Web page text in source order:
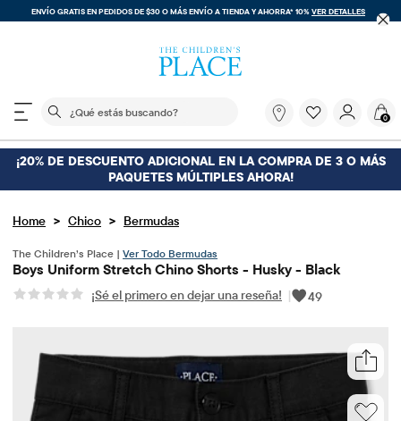
ENVÍO GRATIS EN PEDIDOS DE $30 O MÁSENVÍO A TIENDA Y AHORRA* 10%VER DETALLES
El siguiente campo de búsqueda filtra las
buscando?
0
¡20% DE DESCUENTO ADICIONAL EN LA COMPRA DE 3 O MÁS
PAQUETES MÚLTIPLES AHORA!
Home > Chico > Bermudas
The Children’s Place | Ver Todo Bermudas
Boys Uniform Stretch Chino Shorts - Husky - Black
¡Sé el primero en dejar una reseña! | 49